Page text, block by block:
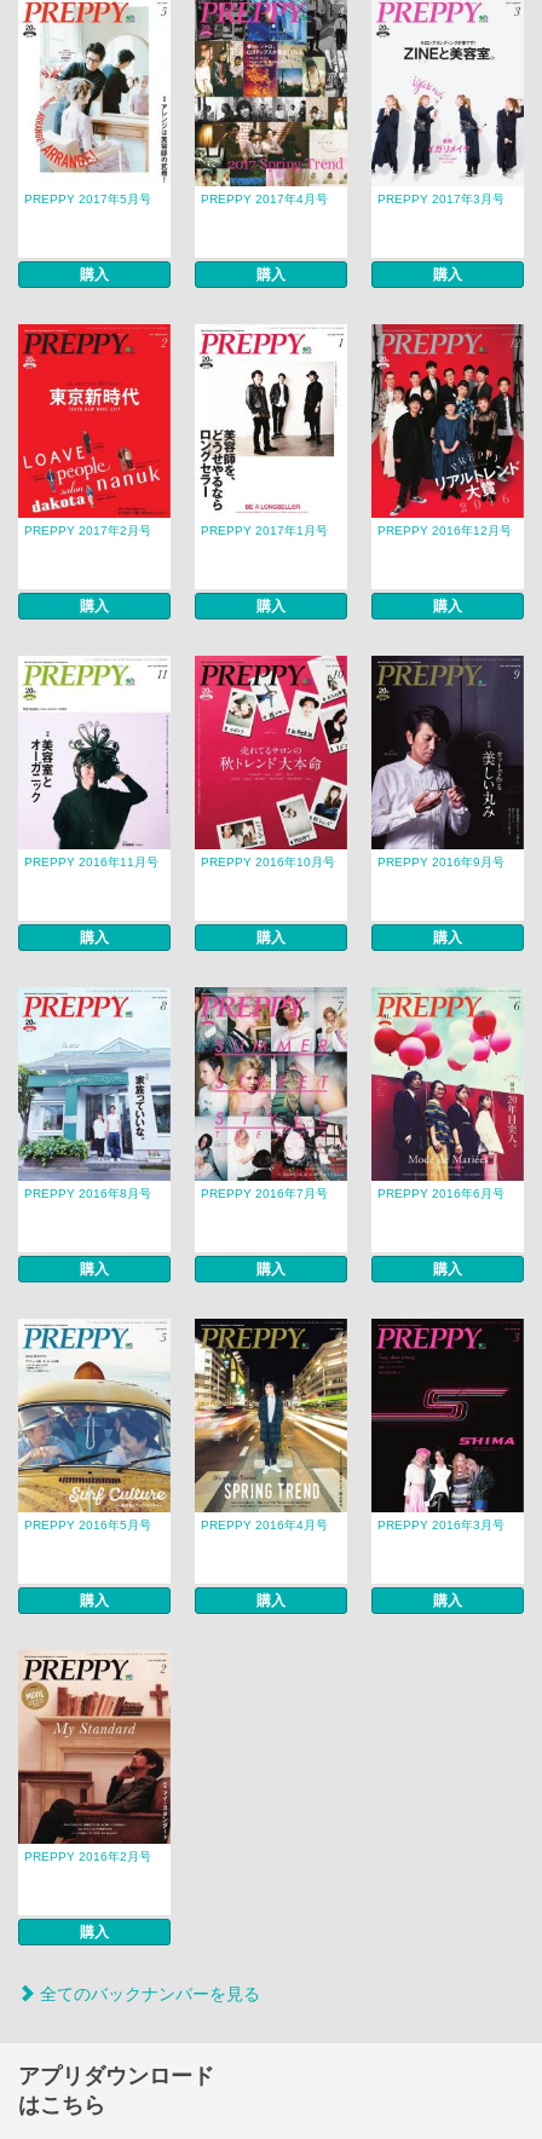
PREPPY 2017年5月号
購入
PREPPY 2017年4月号
購入
PREPPY 2017年3月号
購入
PREPPY 2017年2月号
購入
PREPPY 2017年1月号
購入
PREPPY 2016年12月号
購入
PREPPY 2016年11月号
購入
PREPPY 2016年10月号
購入
PREPPY 2016年9月号
購入
PREPPY 2016年8月号
購入
PREPPY 2016年7月号
購入
PREPPY 2016年6月号
購入
PREPPY 2016年5月号
購入
PREPPY 2016年4月号
購入
PREPPY 2016年3月号
購入
PREPPY 2016年2月号
購入
全てのバックナンバーを見る
アプリダウンロード
はこちら